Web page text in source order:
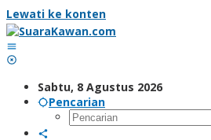
Lewati ke konten
Sabtu, 8 Agustus 2026
Pencarian